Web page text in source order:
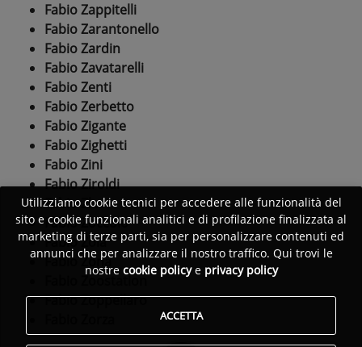
Fabio Zappitelli
Fabio Zarantonello
Fabio Zardin
Fabio Zavatarelli
Fabio Zenti
Fabio Zerbetto
Fabio Zigante
Fabio Zighetti
Fabio Zini
Fabio Ziroldi
Fabio Zle
Fabio Zoccolo
Fabio Zoia
Fabio Zona
Fabio Zoppellaro
Utilizziamo cookie tecnici per accedere alle funzionalità del
sito e cookie funzionali analitici e di profilazione finalizzata al
marketing di terze parti, sia per personalizzare contenuti ed
annunci che per analizzare il nostro traffico. Qui trovi le
nostre cookie policye privacy policy
ACCETTA